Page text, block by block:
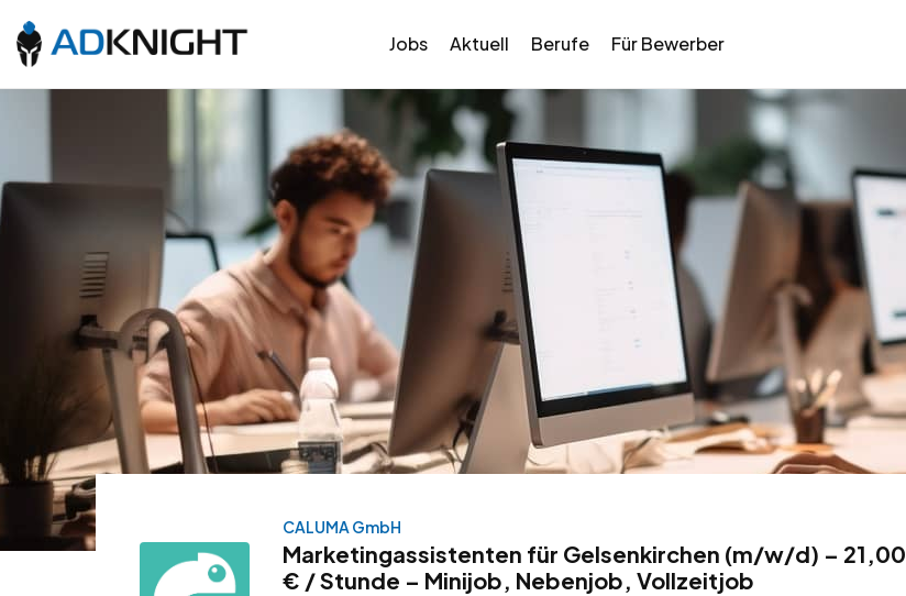
Jobs Aktuell Berufe Für Bewerber
CALUMA GmbH
Marketingassistenten für Gelsenkirchen (m/w/d) – 21,00
€ / Stunde – Minijob, Nebenjob, Vollzeitjob